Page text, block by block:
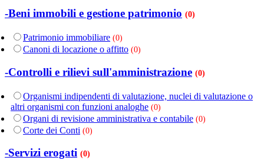
-Beni immobili e gestione patrimonio (0)
Patrimonio immobiliare (0)
Canoni di locazione o affitto (0)
-Controlli e rilievi sull'amministrazione (0)
Organismi indipendenti di valutazione, nuclei di valutazione o
altri organismi con funzioni analoghe (0)
Organi di revisione amministrativa e contabile (0)
Corte dei Conti (0)
-Servizi erogati (0)